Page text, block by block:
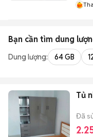
Bạn cần tìm dung
Dung lượng: 64 GB
Tủ
Đã